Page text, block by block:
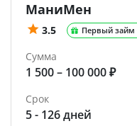
МаниМен
3.5 Первый займ
Сумма
1 500 – 100 000 ₽
Срок
5 - 126 дней